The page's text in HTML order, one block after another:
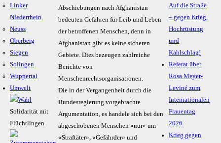
Linker
Niederrhein
Neuss
Oberberg
Siegen
Solingen
Wuppertal
Umwelt
Solidarität mit
Flüchtlingen
Abschiebungen nach Afghanistan
bedeuten Gefahren für Leib und Leben
der betroffenen Menschen, denn in
Afghanistan gibt es keine sicheren
Gebiete. Dies bezeugen zahlreiche
Berichte von
Menschenrechtsorganisationen.
Die in der Vergangenheit durch die
Bundesregierung vorgebrachte
Argumentation, es handele sich bei den
abgeschobenen Menschen «nur» um
«Straftäter», «Gefährder» und
Auf die Straße
– gegen Krieg,
Hochrüstung
und
Kahlschlag!
Referat über
Rosa Meyer-
Leviné zum
Internationalen
Frauentag
2026
Krieg gegen